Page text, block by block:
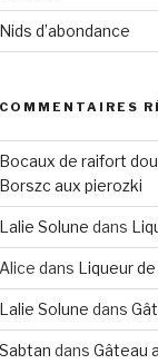
Nids d’abondance
COMMENTAIRES
Bocaux de raifort
Borszc aux pierozki
Lalie Solune dans
Alice dans Liqueur de
Lalie Solune dans
Sabtan dans Gâteau